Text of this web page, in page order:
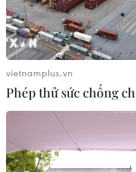
vietnamplus.vn
Phép thử sức chống